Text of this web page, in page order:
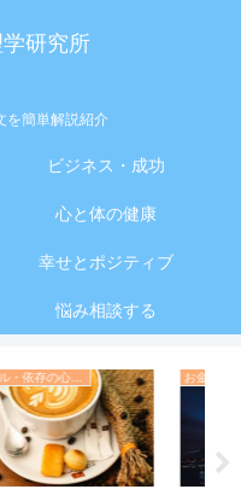
研究所
を簡単解説紹介
ビジネス・成功
心と体の健康
幸せとポジティブ
悩み相談する
の心理学